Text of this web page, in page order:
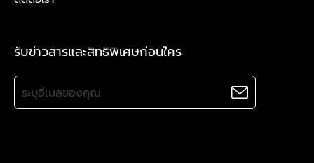
รับข่าวสารและสิทธิพิเศษก่อนใคร